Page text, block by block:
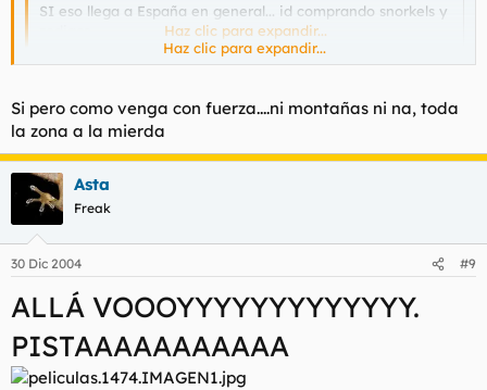
SI eso llega a España en general... id comprando snorkels y
Haz clic para expandir...
mediterranea (Levante) a pocos metros de la costa ya tienes
una barrera natural en forma de montañas.
Haz clic para expandir...
Si pero como venga con fuerza....ni montañas ni na, toda
la zona a la mierda
Asta
Freak
30 Dic 2004 #9
ALLÁ VOOOYYYYYYYYYYYYY.
PISTAAAAAAAAAAA